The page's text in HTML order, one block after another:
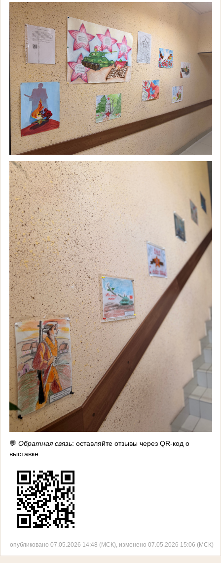
💬 Обратная связь: оставляйте отзывы через QR-код о
выставке.
опубликовано 07.05.2026 14:48 (МСК), изменено 07.05.2026 15:06 (МСК)